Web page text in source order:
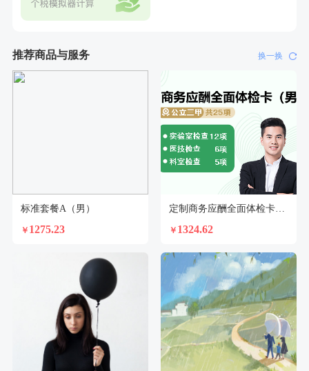
推荐商品与服务 换一换
标准套餐A（男）
￥ 1275.23
定制商务应酬全面体检卡（男）
￥ 1324.62